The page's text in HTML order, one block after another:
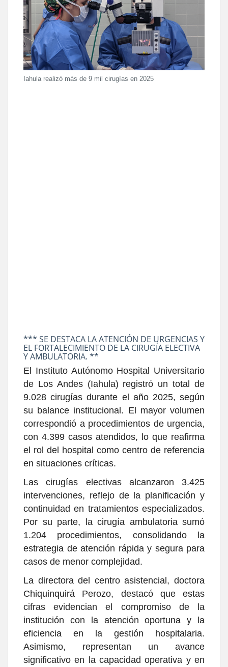
Iahula realizó más de 9 mil cirugías en 2025
*** SE DESTACA LA ATENCIÓN DE URGENCIAS Y
EL FORTALECIMIENTO DE LA CIRUGÍA ELECTIVA
Y AMBULATORIA. **
El Instituto Autónomo Hospital Universitario
de Los Andes (Iahula) registró un total de
9.028 cirugías durante el año 2025, según
su balance institucional. El mayor volumen
correspondió a procedimientos de urgencia,
con 4.399 casos atendidos, lo que reafirma
el rol del hospital como centro de referencia
en situaciones críticas.
Las cirugías electivas alcanzaron 3.425
intervenciones, reflejo de la planificación y
continuidad en tratamientos especializados.
Por su parte, la cirugía ambulatoria sumó
1.204 procedimientos, consolidando la
estrategia de atención rápida y segura para
casos de menor complejidad.
La directora del centro asistencial, doctora
Chiquinquirá Perozo, destacó que estas
cifras evidencian el compromiso de la
institución con la atención oportuna y la
eficiencia en la gestión hospitalaria.
Asimismo, representan un avance
significativo en la capacidad operativa y en